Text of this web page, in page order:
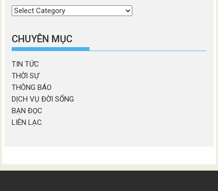
Chọn
mục
CHUYÊN MỤC
TIN TỨC
THỜI SỰ
THÔNG BÁO
DỊCH VỤ ĐỜI SỐNG
BẠN ĐỌC
LIÊN LẠC